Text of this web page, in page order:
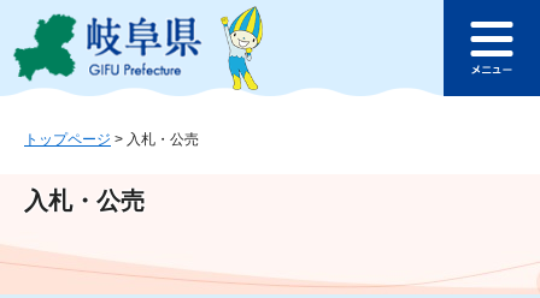
ジ
ュ
文
このページの本文へ
ュ
トップページ > 入札・公売
入札・公売